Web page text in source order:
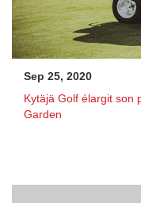
Sep 25, 2020
Kytäjä Golf élargit son
Garden